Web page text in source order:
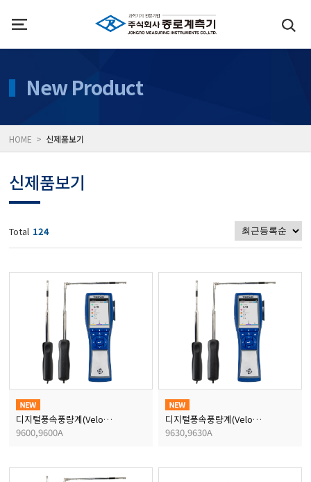
마이크로피펫
수분계/회전계/도막두
현미경/확대경
New Product
HOME > 신제품보기
신제품보기
Total 124
디지털풍속풍량계(VelociCalc)
9600,9600A
디지털풍속풍량계(VelociCalc)
9630,9630A